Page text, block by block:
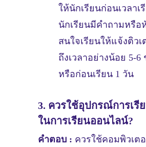
ให้นักเรียนก่อนเวลาเ
นักเรียนมีคำถามหรือ
สนใจเรียนให้แจ้งติว
ถึงเวลาอย่างน้อย 5-6
หรือก่อนเรียน 1 วัน
3. ควรใช้อุปกรณ์การเรี
ในการเรียนออนไลน์?
คำตอบ : ควรใช้คอมพิวเต